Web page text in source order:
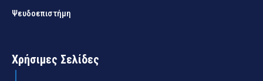
Ψευδοεπιστήμη
Χρήσιμες Σελίδες